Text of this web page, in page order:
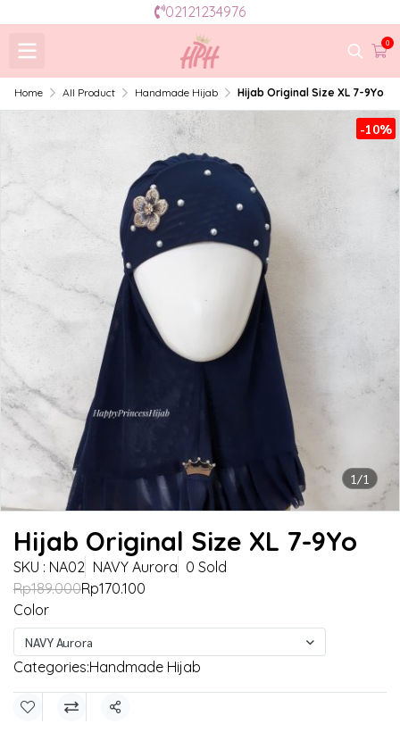
02121234976
0
Home All Product Handmade Hijab Hijab Original Size XL 7-9Yo
1/1
-10%
Hijab Original Size XL 7-9Yo
SKU : NA02 NAVY Aurora 0 Sold
Rp189.000Rp170.100
Color
NAVY Aurora
Categories:Handmade Hijab
Share